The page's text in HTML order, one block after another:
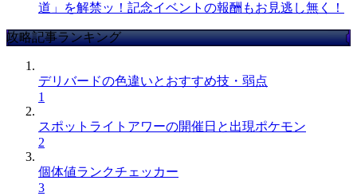
道」を解禁ッ！記念イベントの報酬もお見逃し無く！
攻略記事ランキング
デリバードの色違いとおすすめ技・弱点
1
スポットライトアワーの開催日と出現ポケモン
2
個体値ランクチェッカー
3